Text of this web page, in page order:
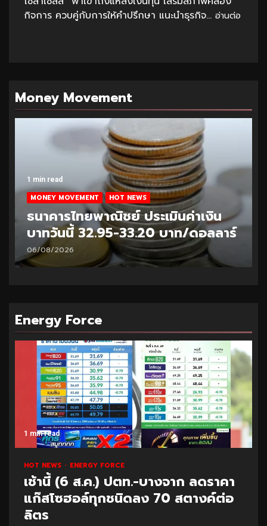
กิจการ ควบคู่กับการให้คำปรึกษา แนะนำธุรกิจ... อ่านต่อ
Money Movement
1 min read
MONEY MOVEMENT HOT NEWS
ธนาคารไทยพาณิชย์ ประเมินค่าเงิน
บาทวันนี้ 32.95-33.20 บาท/ดอลลาร์
06/08/2026
Energy Force
1 min read
HOT NEWS ENERGY FORCE
เช้านี้ (6 ส.ค.) ปตท.-บางจาก ลดราคา
แก๊สโซฮอล์ทุกชนิดลง 70 สตางค์ต่อ
ลิตร